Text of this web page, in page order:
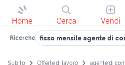
Home Cerca Vendi
Ricerche fisso mensile agente di
Subito Offerte di lavoro agente di